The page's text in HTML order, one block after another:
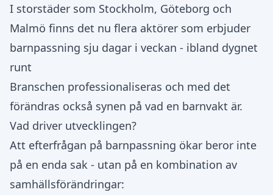
I storstäder som Stockholm, Göteborg och
Malmö finns det nu flera aktörer som erbjuder
barnpassning sju dagar i veckan - ibland dygnet
runt
Branschen professionaliseras och med det
förändras också synen på vad en barnvakt är.
Vad driver utvecklingen?
Att efterfrågan på barnpassning ökar beror inte
på en enda sak - utan på en kombination av
samhällsförändringar: